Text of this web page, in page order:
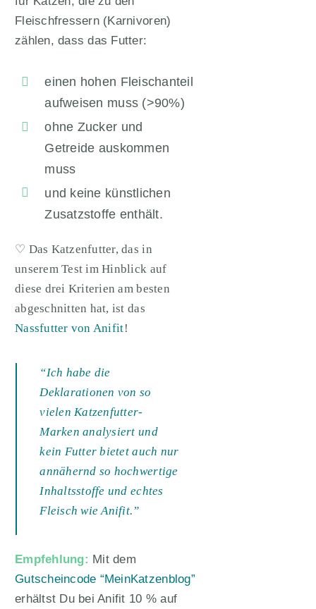
Fleischfressern (Karnivoren)
zählen, dass das Futter:
einen hohen Fleischanteil
aufweisen muss (>90%)
ohne Zucker und
Getreide auskommen
muss
und keine künstlichen
Zusatzstoffe enthält.
♡ Das Katzenfutter, das in
unserem Test im Hinblick auf
diese drei Kriterien am besten
abgeschnitten hat, ist das
Nassfutter von Anifit!
“Ich habe die
Deklarationen von so
vielen Katzenfutter-
Marken analysiert und
kein Futter bietet auch nur
annähernd so hochwertige
Inhaltsstoffe und echtes
Fleisch wie Anifit.”
Empfehlung: Mit dem
Gutscheincode “MeinKatzenblog”
erhältst Du bei Anifit 10 % auf